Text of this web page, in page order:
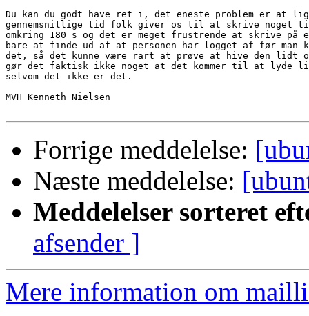
Du kan du godt have ret i, det eneste problem er at
gennemsnitlige tid folk giver os til at skrive noget til
omkring 180 s og det er meget frustrende at skrive på
bare at finde ud af at personen har logget af før man
det, så det kunne være rart at prøve at hive den lidt
gør det faktisk ikke noget at det kommer til at lyde
selvom det ikke er det.
MVH Kenneth Nielsen
Forrige meddelelse:
Næste meddelelse:
Meddelelser sorteret
afsender ]
Mere information om